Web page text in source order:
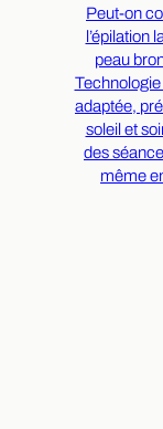
Peut-on
l’épilation
peau
adaptée,
soleil et
des
même